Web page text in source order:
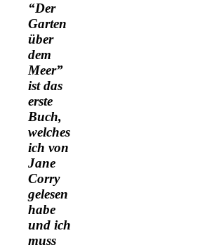
“Der
Garten
über
dem
Meer”
ist das
erste
Buch,
welches
ich von
Jane
Corry
gelesen
habe
und ich
muss